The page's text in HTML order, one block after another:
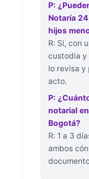
P:
Notaría
hijos
R: Sí, con
custodia y
lo revisa y
acto.
P:
notarial
Bogotá?
R: 1 a 3
ambos